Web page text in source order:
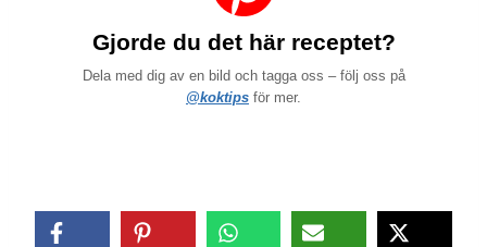
Gjorde du det här receptet?
Dela med dig av en bild och tagga oss – följ oss på
@koktips för mer.